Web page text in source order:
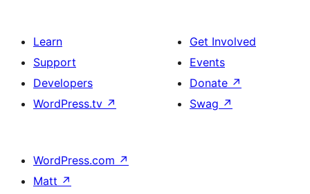
Learn
Support
Developers
WordPress.tv ↗
Get Involved
Events
Donate ↗
Swag ↗
WordPress.com ↗
Matt ↗